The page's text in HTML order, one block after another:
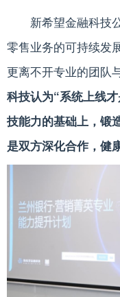
新希望金融科技
零售业务的可持续发
更离不开专业的团队
科技认为“系统上线
技能力的基础上，锻
是双方深化合作，健